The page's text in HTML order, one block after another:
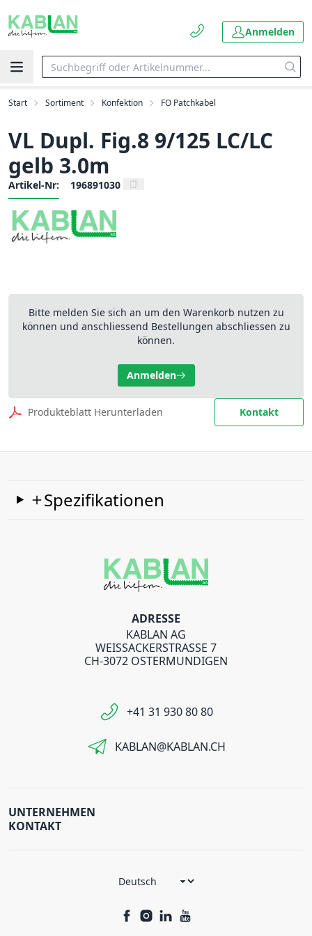
Anmelden
Start Sortiment Konfektion FO Patchkabel
VL Dupl. Fig.8 9/125 LC/LC
gelb 3.0m
Artikel-Nr: 196891030
Bitte melden Sie sich an um den Warenkorb nutzen zu
können und anschliessend Bestellungen abschliessen zu
können.
Anmelden
Produkteblatt Herunterladen Kontakt
Spezifikationen
ADRESSE
KABLAN AG
WEISSACKERSTRASSE 7
CH-3072 OSTERMUNDIGEN
+41 31 930 80 80
KABLAN@KABLAN.CH
UNTERNEHMEN
KONTAKT